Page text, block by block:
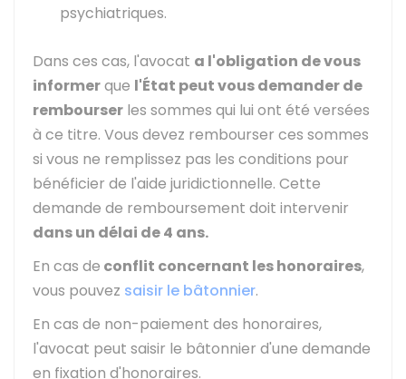
psychiatriques.
Dans ces cas, l'avocat a l'obligation de vous
informerque l'État peut vous demander de
rembourser les sommes qui lui ont été versées
à ce titre. Vous devez rembourser ces sommes
si vous ne remplissez pas les conditions pour
bénéficier de l'aide juridictionnelle. Cette
demande de remboursement doit intervenir
dans un délai de 4 ans.
En cas de conflit concernant les honoraires,
vous pouvez saisir le bâtonnier.
En cas de non-paiement des honoraires,
l'avocat peut saisir le bâtonnier d'une demande
en fixation d'honoraires.